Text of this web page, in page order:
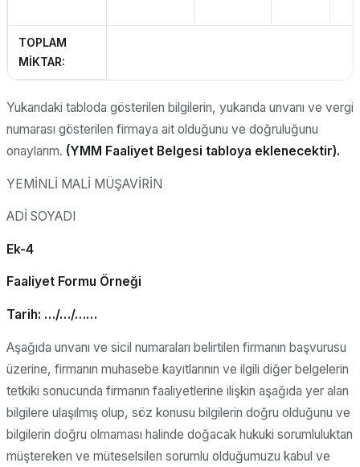
TOPLAM
MİKTAR:
Yukarıdaki tabloda gösterilen bilgilerin, yukarıda unvanı ve vergi
numarası gösterilen firmaya ait olduğunu ve doğruluğunu
onaylarım. (YMM Faaliyet Belgesi tabloya eklenecektir).
YEMİNLİ MALİ MÜŞAVİRİN
ADİ SOYADI
Ek-4
Faaliyet Formu Örneği
Tarih: …/…/……
Aşağıda unvanı ve sicil numaraları belirtilen firmanın başvurusu
üzerine, firmanın muhasebe kayıtlarının ve ilgili diğer belgelerin
tetkiki sonucunda firmanın faaliyetlerine ilişkin aşağıda yer alan
bilgilere ulaşılmış olup, söz konusu bilgilerin doğru olduğunu ve
bilgilerin doğru olmaması halinde doğacak hukuki sorumluluktan
müştereken ve müteselsilen sorumlu olduğumuzu kabul ve